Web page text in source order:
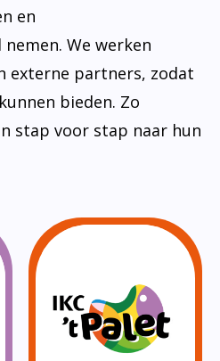
en
We werken
externe partners, zodat
bieden. Zo
stap voor stap naar hun